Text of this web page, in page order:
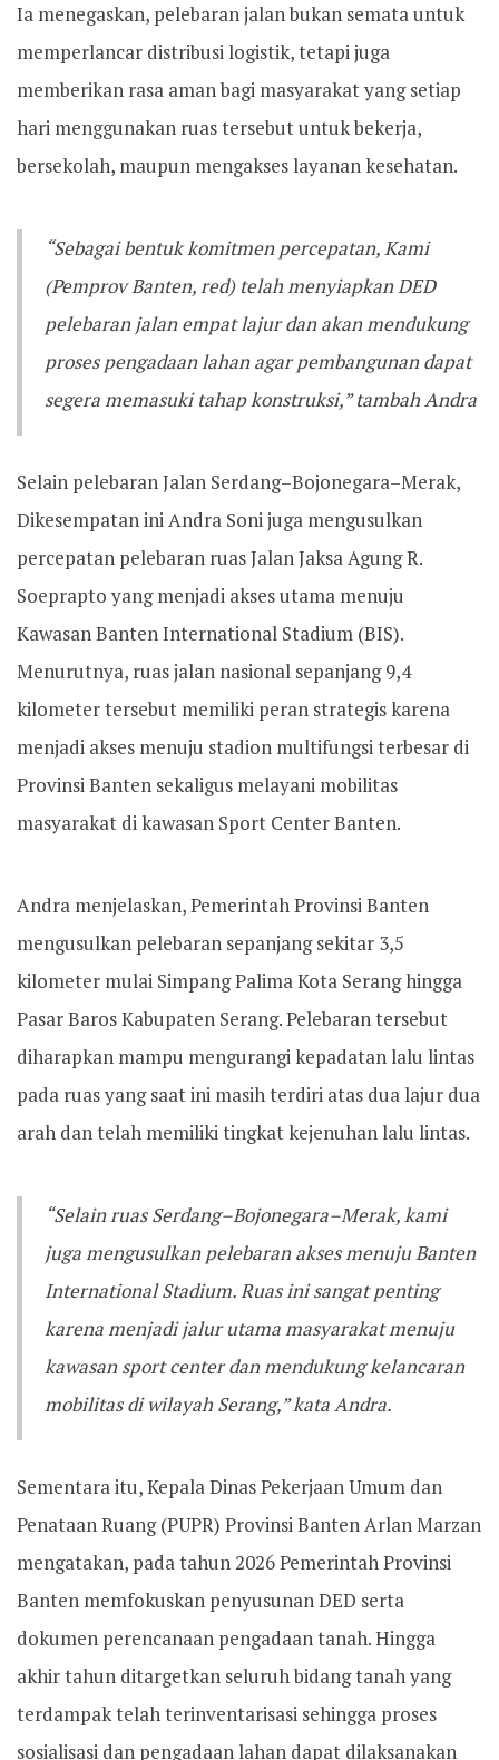
Ia menegaskan, pelebaran jalan bukan semata untuk
memperlancar distribusi logistik, tetapi juga
memberikan rasa aman bagi masyarakat yang setiap
hari menggunakan ruas tersebut untuk bekerja,
bersekolah, maupun mengakses layanan kesehatan.
“Sebagai bentuk komitmen percepatan, Kami
(Pemprov Banten, red) telah menyiapkan DED
pelebaran jalan empat lajur dan akan mendukung
proses pengadaan lahan agar pembangunan dapat
segera memasuki tahap konstruksi,” tambah Andra
Selain pelebaran Jalan Serdang–Bojonegara–Merak,
Dikesempatan ini Andra Soni juga mengusulkan
percepatan pelebaran ruas Jalan Jaksa Agung R.
Soeprapto yang menjadi akses utama menuju
Kawasan Banten International Stadium (BIS).
Menurutnya, ruas jalan nasional sepanjang 9,4
kilometer tersebut memiliki peran strategis karena
menjadi akses menuju stadion multifungsi terbesar di
Provinsi Banten sekaligus melayani mobilitas
masyarakat di kawasan Sport Center Banten.
Andra menjelaskan, Pemerintah Provinsi Banten
mengusulkan pelebaran sepanjang sekitar 3,5
kilometer mulai Simpang Palima Kota Serang hingga
Pasar Baros Kabupaten Serang. Pelebaran tersebut
diharapkan mampu mengurangi kepadatan lalu lintas
pada ruas yang saat ini masih terdiri atas dua lajur dua
arah dan telah memiliki tingkat kejenuhan lalu lintas.
“Selain ruas Serdang–Bojonegara–Merak, kami
juga mengusulkan pelebaran akses menuju Banten
International Stadium. Ruas ini sangat penting
karena menjadi jalur utama masyarakat menuju
kawasan sport center dan mendukung kelancaran
mobilitas di wilayah Serang,” kata Andra.
Sementara itu, Kepala Dinas Pekerjaan Umum dan
Penataan Ruang (PUPR) Provinsi Banten Arlan Marzan
mengatakan, pada tahun 2026 Pemerintah Provinsi
Banten memfokuskan penyusunan DED serta
dokumen perencanaan pengadaan tanah. Hingga
akhir tahun ditargetkan seluruh bidang tanah yang
terdampak telah terinventarisasi sehingga proses
sosialisasi dan pengadaan lahan dapat dilaksanakan